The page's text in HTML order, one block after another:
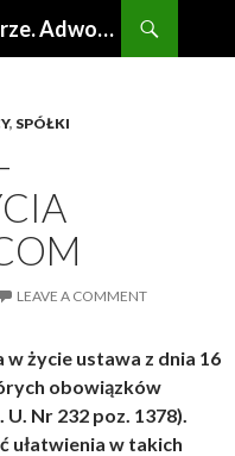
Blog – prawo, opinie, komentarze. Adwokat Poznań
, SPÓŁKI
LEAVE A COMMENT
w życie ustawa z dnia 16
obowiązków
Nr 232 poz. 1378).
ułatwienia w takich